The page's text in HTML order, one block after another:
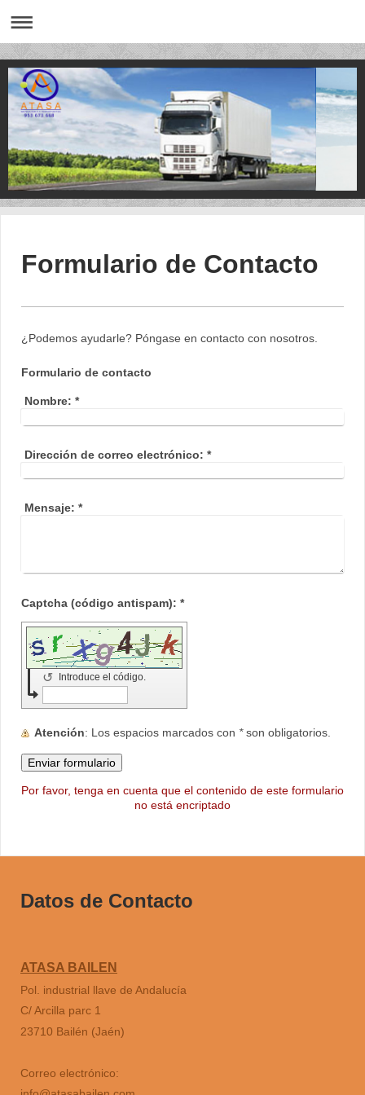
Formulario de Contacto
¿Podemos ayudarle? Póngase en contacto con nosotros.
Formulario de contacto
Nombre: *
Dirección de correo electrónico: *
Mensaje: *
Captcha (código antispam): *
Introduce el código.
↺
Atención : Los espacios marcados con *son obligatorios.
Por favor, tenga en cuenta que el contenido de este formulario
no está encriptado
Datos de Contacto
ATASA BAILEN
Pol. industrial llave de Andalucía
C/ Arcilla parc 1
23710 Bailén (Jaén)
Correo electrónico: